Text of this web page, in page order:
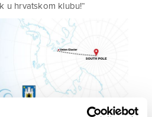
u hrvatskom klubu!“